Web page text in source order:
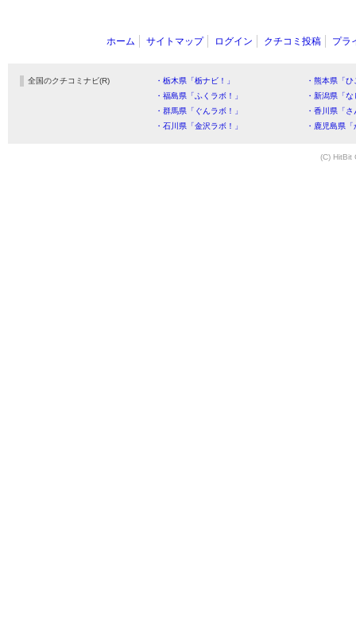
ホーム サイトマップ ログイン クチコミ投稿 プラ
全国のクチコミナビ(R) ・栃木県「栃ナビ！」
・熊本県「
・福島県「ふくラボ！」
・新潟県「
・群馬県「ぐんラボ！」
・香川県「
・石川県「金沢ラボ！」
・鹿児島県
(C) HitBit